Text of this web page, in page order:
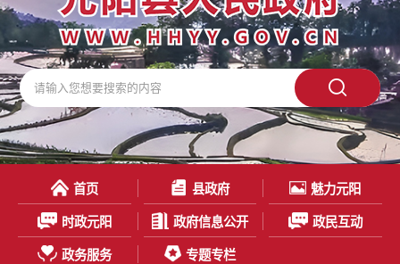
首页 县政府 魅力元阳
时政元阳 政府信息公开 政民互动
政务服务 专题专栏